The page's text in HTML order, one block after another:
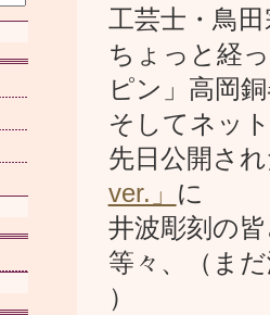
工芸士・鳥
ちょっと経
ピン」高岡
そしてネッ
先日公開さ
ver.」 に
井波彫刻の
等々、（ま
）